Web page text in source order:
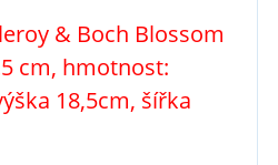
& Boch Blossom
cm, hmotnost:
18,5cm, šířka